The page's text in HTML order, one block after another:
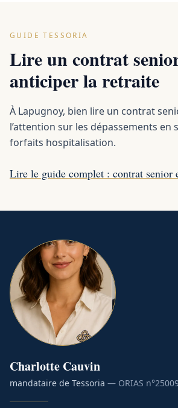
GUIDE TESSORIA
Lire un contrat
anticiper la retraite
À Lapugnoy, bien lire un contrat
l’attention sur les dépassements en
forfaits hospitalisation.
Lire le guide complet : contrat senior
Charlotte Cauvin
mandataire de Tessoria — ORIAS n°